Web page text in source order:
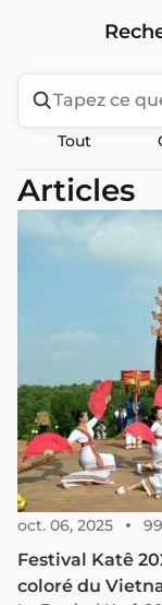
Tout
Articles
oct. 06, 2025
Festival Katê
coloré du